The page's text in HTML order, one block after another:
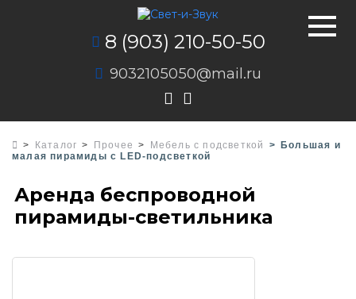
8 (903) 210-50-50
9032105050@mail.ru
Каталог Прочее Мебель с подсветкой
Большая и
малая пирамиды с LED-подсветкой
Аренда беспроводной
пирамиды-светильника